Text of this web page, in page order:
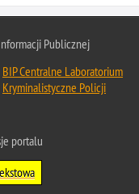
Publicznej
BIP Centralne Laboratorium
Kryminalistyczne Policji
portalu